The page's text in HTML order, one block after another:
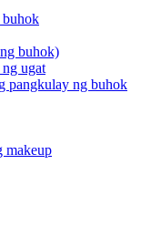
buhok
buhok)
ng ugat
pangkulay ng buhok
makeup